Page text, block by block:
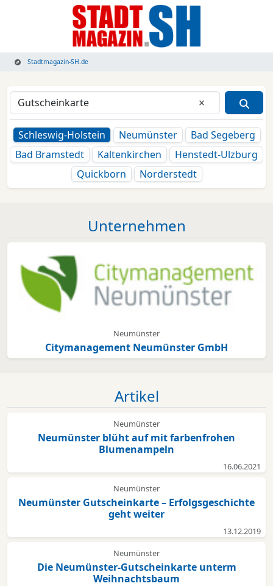
Stadtmagazin-SH.de
Eingabe
Schleswig-Holstein
Neumünster
Bad Segeberg
Bad Bramstedt
Kaltenkirchen
Henstedt-Ulzburg
Quickborn
Norderstedt
Unternehmen
Neumünster
Citymanagement Neumünster GmbH
Artikel
Neumünster
Neumünster blüht auf mit farbenfrohen
Blumenampeln
16.06.2021
Neumünster
Neumünster Gutscheinkarte – Erfolgsgeschichte
geht weiter
13.12.2019
Neumünster
Die Neumünster-Gutscheinkarte unterm
Weihnachtsbaum